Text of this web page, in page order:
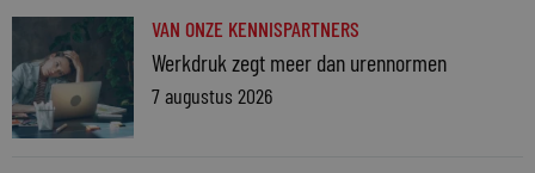
VAN ONZE KENNISPARTNERS
Werkdruk zegt meer dan urennormen
7 augustus 2026